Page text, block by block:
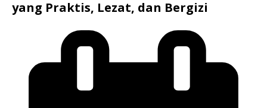
yang Praktis, Lezat, dan Bergizi